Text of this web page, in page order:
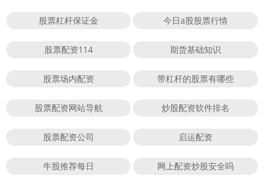
股票杠杆保证金 今日a股股票行情
股票配资114 期货基础知识
股票场内配资 带杠杆的股票有哪些
股票配资网站导航 炒股配资软件排名
股票配资公司 启运配资
牛股推荐每日 网上配资炒股安全吗